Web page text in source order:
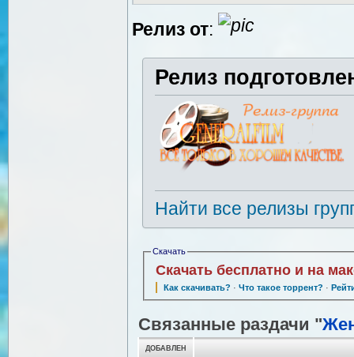
Релиз от:
Релиз
Найти все релизы
Скачать
Скачать бесплатно и на
Как скачивать? · Что такое торрент? ·
Связанные раздачи "
ДОБАВЛЕН